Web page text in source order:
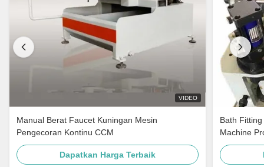
VIDEO
Manual Berat Faucet Kuningan Mesin
Pengecoran Kontinu CCM
Dapatkan Harga Terbaik
Bath
Machine